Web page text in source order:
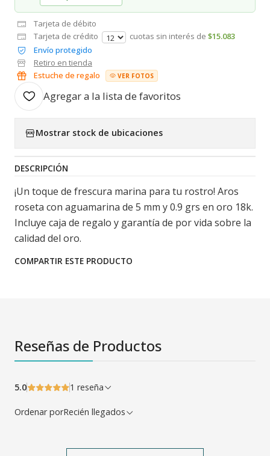
Tarjeta de débito
Tarjeta de crédito
cuotas sin interés de $15.083
Envío protegido
Retiro en tienda
Estuche de regalo
VER FOTOS
Agregar a la lista de favoritos
Mostrar stock de ubicaciones
DESCRIPCIÓN
¡Un toque de frescura marina para tu rostro! Aros
roseta con aguamarina de 5 mm y 0.9 grs en oro 18k.
Incluye caja de regalo y garantía de por vida sobre la
calidad del oro.
COMPARTIR ESTE PRODUCTO
Reseñas de Productos
5.0 1 reseña
Ordenar porRecién llegados